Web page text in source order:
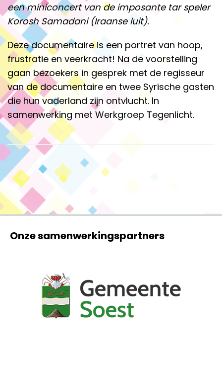
een miniconcert van de imposante tar speler
Korosh Samadani (Iraanse luit).
Deze documentaire is een portret van hoop,
frustratie en veerkracht! Na de voorstelling
gaan bezoekers in gesprek met de regisseur
van de documentaire en twee Syrische gasten
die hun vaderland zijn ontvlucht. In
samenwerking met Werkgroep Tegenlicht.
Onze samenwerkingspartners